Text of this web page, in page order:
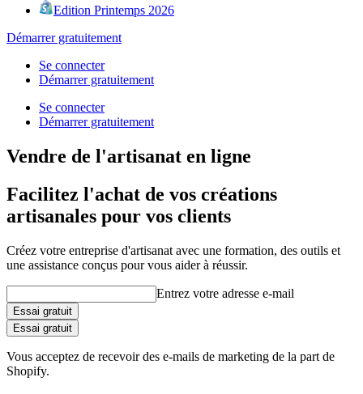
Edition Printemps 2026
Démarrer gratuitement
Se connecter
Démarrer gratuitement
Se connecter
Démarrer gratuitement
Vendre de l'artisanat en ligne
Facilitez l'achat de vos créations
artisanales pour vos clients
Créez votre entreprise d'artisanat avec une formation, des outils et
une assistance conçus pour vous aider à réussir.
Entrez votre adresse e-mail
Essai gratuit
Essai gratuit
Vous acceptez de recevoir des e-mails de marketing de la part de
Shopify.